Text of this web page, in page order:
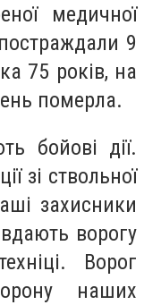
медичної
9
75 років, на
померла.
бойові дії.
зі ствольної
захисники
ворогу
Ворог
наших